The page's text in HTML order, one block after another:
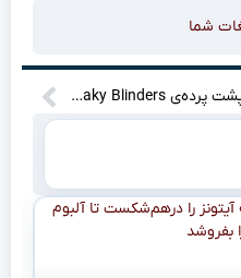
شما
پشت پرده‌ی Peaky Blinders: از بازگشت تامی شلبی چه خبر؟ (فراتر از حدس‌ها!)